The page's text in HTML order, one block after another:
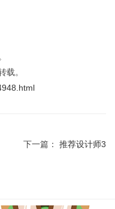
载。
下一篇： 推荐设计师3